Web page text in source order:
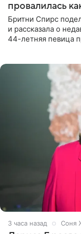
провалилась
Бритни Спирс
и рассказала о
44-летняя певица
3 часа назад Соня